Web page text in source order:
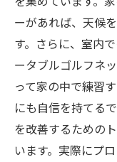
ーがあれば、天候
す。さらに、室内
ータブルゴルフネ
って家の中で練習
にも自信を持てる
を改善するための
います。実際にプ